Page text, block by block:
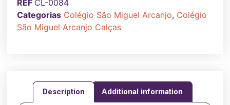
REF CL-0084
Categorias Colégio São Miguel Arcanjo, Colégio
São Miguel Arcanjo Calças
Description Additional information